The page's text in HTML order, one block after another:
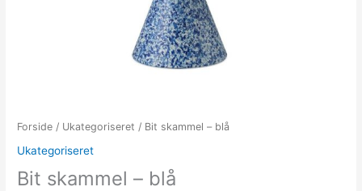
Forside / Ukategoriseret / Bit skammel – blå
Ukategoriseret
Bit skammel – blå